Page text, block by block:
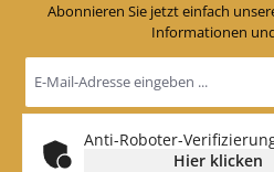
Abonnieren Sie jetzt einfach
Informationen
Mail-
*
Anti-Roboter-
Hier klicken